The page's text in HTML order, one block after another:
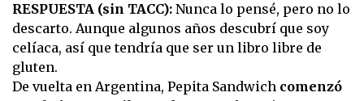
RESPUESTA (sin TACC): Nunca lo pensé, pero no lo
descarto. Aunque algunos años descubrí que soy
celíaca, así que tendría que ser un libro libre de
gluten.
De vuelta en Argentina, Pepita Sandwich comenzó